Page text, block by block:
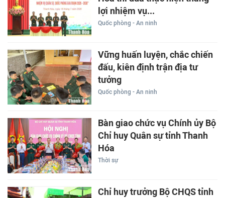
lợi nhiệm vụ...
Quốc phòng - An ninh
Vững huấn luyện, chắc chiến
đấu, kiên định trận địa tư
tưởng
Quốc phòng - An ninh
Bàn giao chức vụ Chính ủy Bộ
Chỉ huy Quân sự tỉnh Thanh
Hóa
Thời sự
Chỉ huy trưởng Bộ CHQS tỉnh